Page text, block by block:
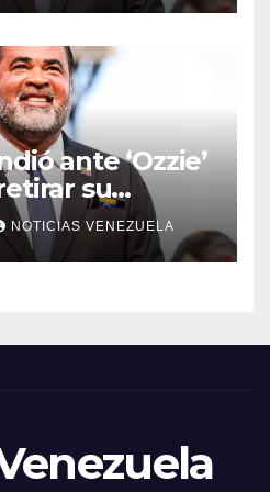
ante ‘Ozzie’
su
NOTICIAS VENEZUELA